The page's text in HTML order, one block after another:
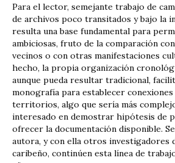
Para el lector, semejante trabajo de
de archivos poco transitados y bajo la
resulta una base fundamental para
ambiciosas, fruto de la comparación
vecinos o con otras manifestaciones
hecho, la propia organización
aunque pueda resultar tradicional,
monografía para establecer
territorios, algo que sería más
interesado en demostrar hipótesis de
ofrecer la documentación disponible.
autora, y con ella otros investigadores
caribeño, continúen esta línea de